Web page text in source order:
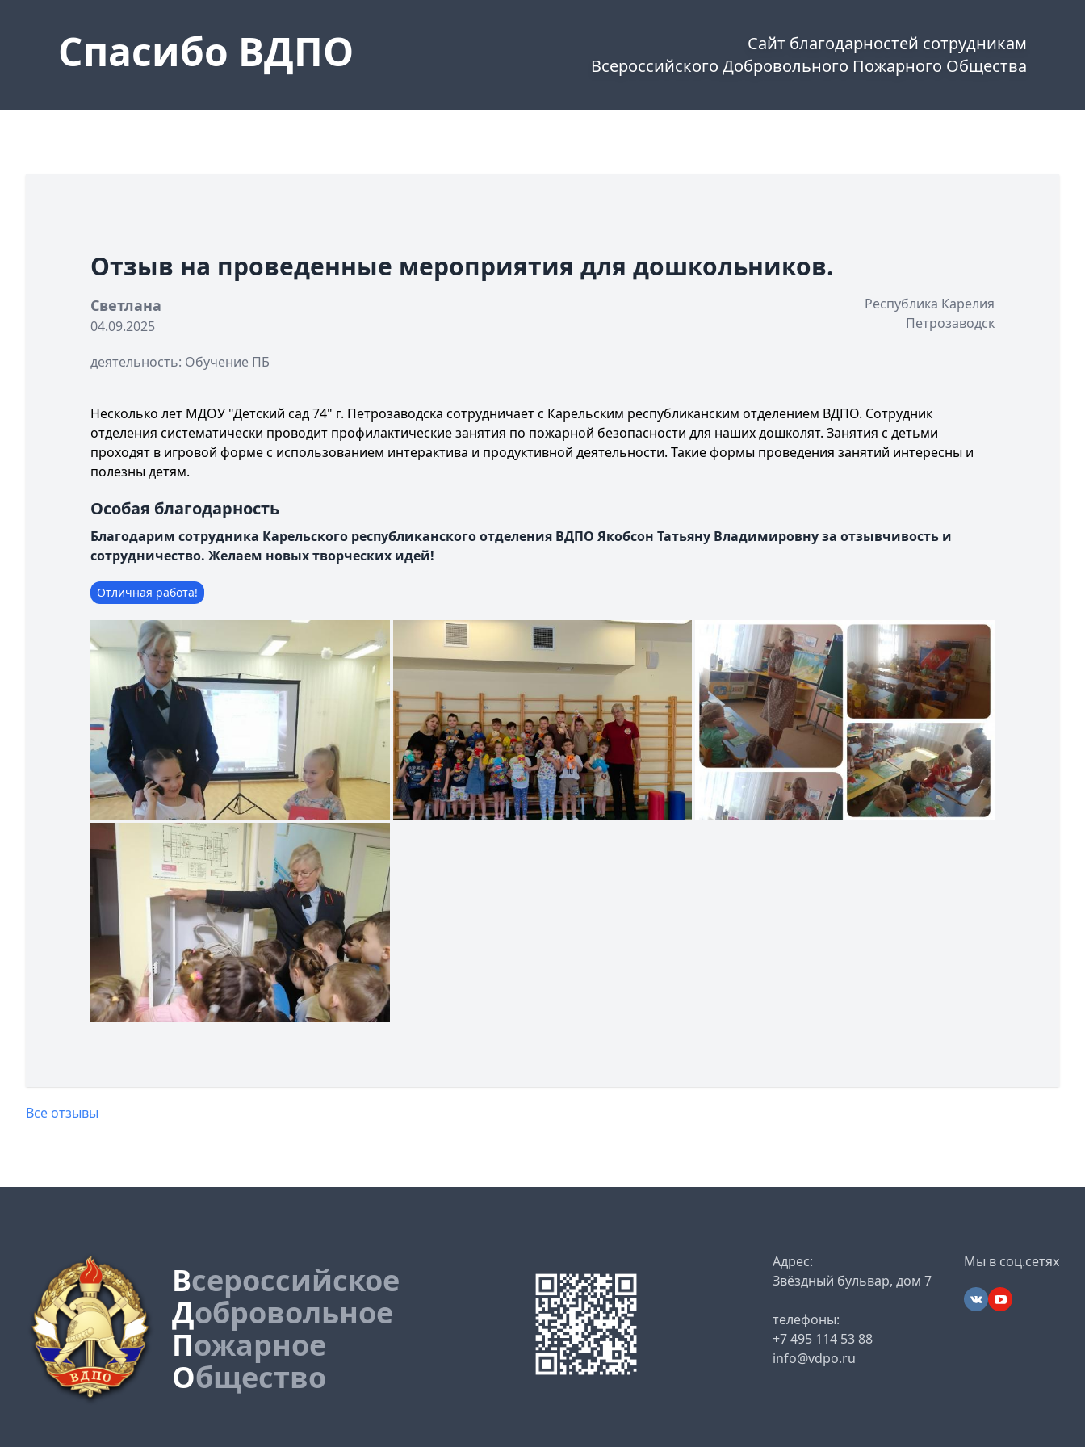
Спасибо ВДПО
Сайт благодарностей сотрудникам
Всероссийского Добровольного Пожарного Общества
Отзыв на проведенные мероприятия для дошкольников.
Светлана
04.09.2025
Республика Карелия
Петрозаводск
деятельность: Обучение ПБ
Несколько лет МДОУ "Детский сад 74" г. Петрозаводска сотрудничает с Карельским республиканским отделением ВДПО. Сотрудник
отделения систематически проводит профилактические занятия по пожарной безопасности для наших дошколят. Занятия с детьми
проходят в игровой форме с использованием интерактива и продуктивной деятельности. Такие формы проведения занятий интересны и
полезны детям.
Особая благодарность
Благодарим сотрудника Карельского республиканского отделения ВДПО Якобсон Татьяну Владимировну за отзывчивость и
сотрудничество. Желаем новых творческих идей!
Отличная работа!
Все отзывы
Всероссийское
Добровольное
Пожарное
Общество
Адрес:
Звёздный бульвар, дом 7
телефоны:
+7 495 114 53 88
info@vdpo.ru
Мы в соц.сетях